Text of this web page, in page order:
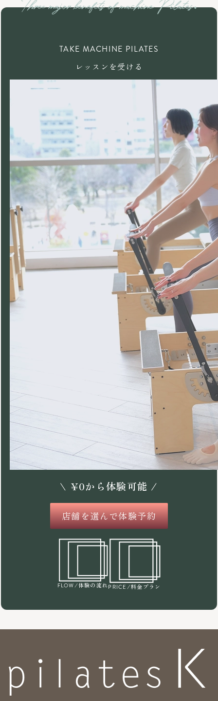
TAKE MACHINE PILATES
レッスンを受ける
\ ¥0から体験可能 /
店舗を選んで体験予約
FLOW /体験の流れPRICE /料金プラン